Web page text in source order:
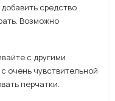
средство
Возможно
с другими
очень чувствительной
перчатки.